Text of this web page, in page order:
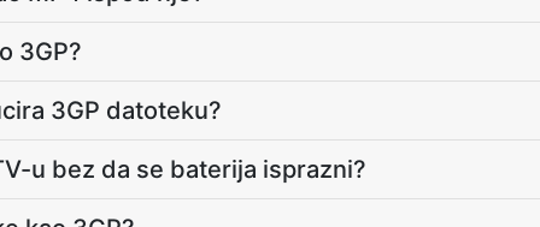
3GP?
3GP datoteku?
u bez da se baterija isprazni?